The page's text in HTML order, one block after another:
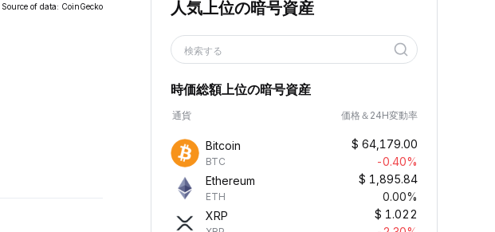
Source of data: CoinGecko 人気上位の暗号資産
検索する
時価総額上位の暗号資産
通貨 価格＆24H変動率
Bitcoin
BTC
$ 64,179.00
-0.40%
Ethereum
ETH
$ 1,895.84
0.00%
XRP
$ 1.022